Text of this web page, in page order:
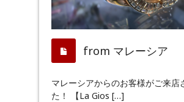
from マレーシア
マレーシアからのお客様がご来店
た！ 【La Gios […]